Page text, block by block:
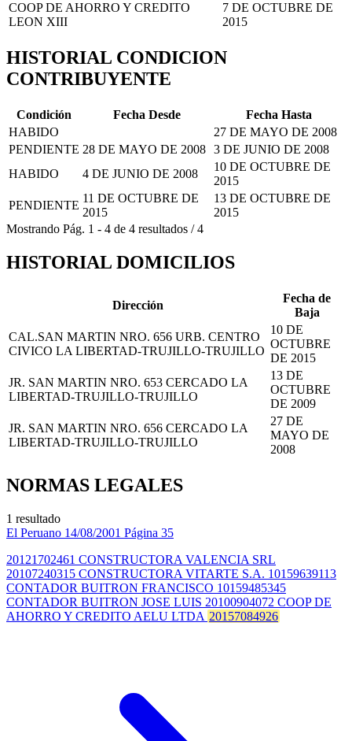
COOP DE AHORRO Y CREDITO
LEON XIII
7 DE OCTUBRE DE
2015
HISTORIAL CONDICION
CONTRIBUYENTE
Condición Fecha Desde
Fecha Hasta
HABIDO
27 DE MAYO DE 2008
PENDIENTE 28 DE MAYO DE 2008 3 DE JUNIO DE 2008
HABIDO
4 DE JUNIO DE 2008
10 DE OCTUBRE DE
2015
PENDIENTE
11 DE OCTUBRE DE
2015
13 DE OCTUBRE DE
2015
Mostrando Pág. 1 - 4 de 4 resultados /4
HISTORIAL DOMICILIOS
Dirección
Fecha de
Baja
CAL.SAN MARTIN NRO. 656 URB. CENTRO
CIVICO LA LIBERTAD-TRUJILLO-TRUJILLO
10 DE
OCTUBRE
DE 2015
JR. SAN MARTIN NRO. 653 CERCADO LA
LIBERTAD-TRUJILLO-TRUJILLO
13 DE
OCTUBRE
DE 2009
JR. SAN MARTIN NRO. 656 CERCADO LA
LIBERTAD-TRUJILLO-TRUJILLO
27 DE
MAYO DE
2008
NORMAS LEGALES
1 resultado
El Peruano 14/08/2001 Página 35
20121702461 CONSTRUCTORA VALENCIA SRL
20107240315 CONSTRUCTORA VITARTE S.A. 10159639113
CONTADOR BUITRON FRANCISCO 10159485345
CONTADOR BUITRON JOSE LUIS 20100904072 COOP DE
AHORRO Y CREDITO AELU LTDA 20157084926